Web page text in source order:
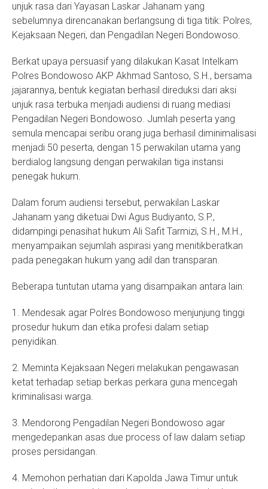
unjuk rasa dari Yayasan Laskar Jahanam yang
sebelumnya direncanakan berlangsung di tiga titik: Polres,
Kejaksaan Negeri, dan Pengadilan Negeri Bondowoso.
Berkat upaya persuasif yang dilakukan Kasat Intelkam
Polres Bondowoso AKP Akhmad Santoso, S.H., bersama
jajarannya, bentuk kegiatan berhasil direduksi dari aksi
unjuk rasa terbuka menjadi audiensi di ruang mediasi
Pengadilan Negeri Bondowoso. Jumlah peserta yang
semula mencapai seribu orang juga berhasil diminimalisasi
menjadi 50 peserta, dengan 15 perwakilan utama yang
berdialog langsung dengan perwakilan tiga instansi
penegak hukum.
Dalam forum audiensi tersebut, perwakilan Laskar
Jahanam yang diketuai Dwi Agus Budiyanto, S.P.,
didampingi penasihat hukum Ali Safit Tarmizi, S.H., M.H.,
menyampaikan sejumlah aspirasi yang menitikberatkan
pada penegakan hukum yang adil dan transparan.
Beberapa tuntutan utama yang disampaikan antara lain:
1. Mendesak agar Polres Bondowoso menjunjung tinggi
prosedur hukum dan etika profesi dalam setiap
penyidikan.
2. Meminta Kejaksaan Negeri melakukan pengawasan
ketat terhadap setiap berkas perkara guna mencegah
kriminalisasi warga.
3. Mendorong Pengadilan Negeri Bondowoso agar
mengedepankan asas due process of law dalam setiap
proses persidangan.
4. Memohon perhatian dari Kapolda Jawa Timur untuk